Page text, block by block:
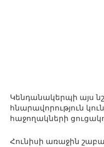
Կենդանակերպի այս
հնարավորություն
հաջողակների
Հունիսի առաջին